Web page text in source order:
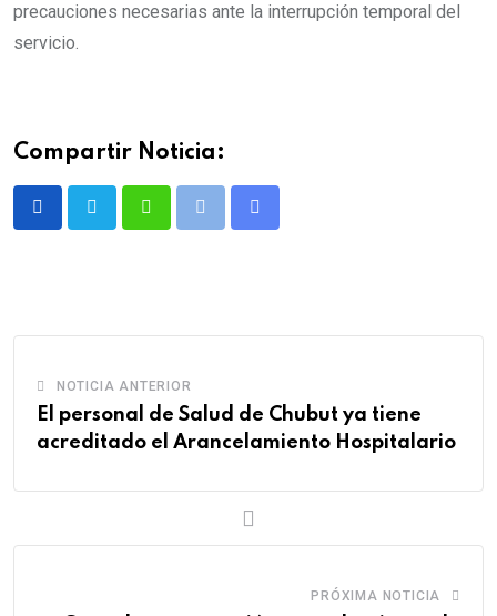
precauciones necesarias ante la interrupción temporal del
servicio.
Compartir Noticia:
NOTICIA ANTERIOR
El personal de Salud de Chubut ya tiene
acreditado el Arancelamiento Hospitalario
PRÓXIMA NOTICIA